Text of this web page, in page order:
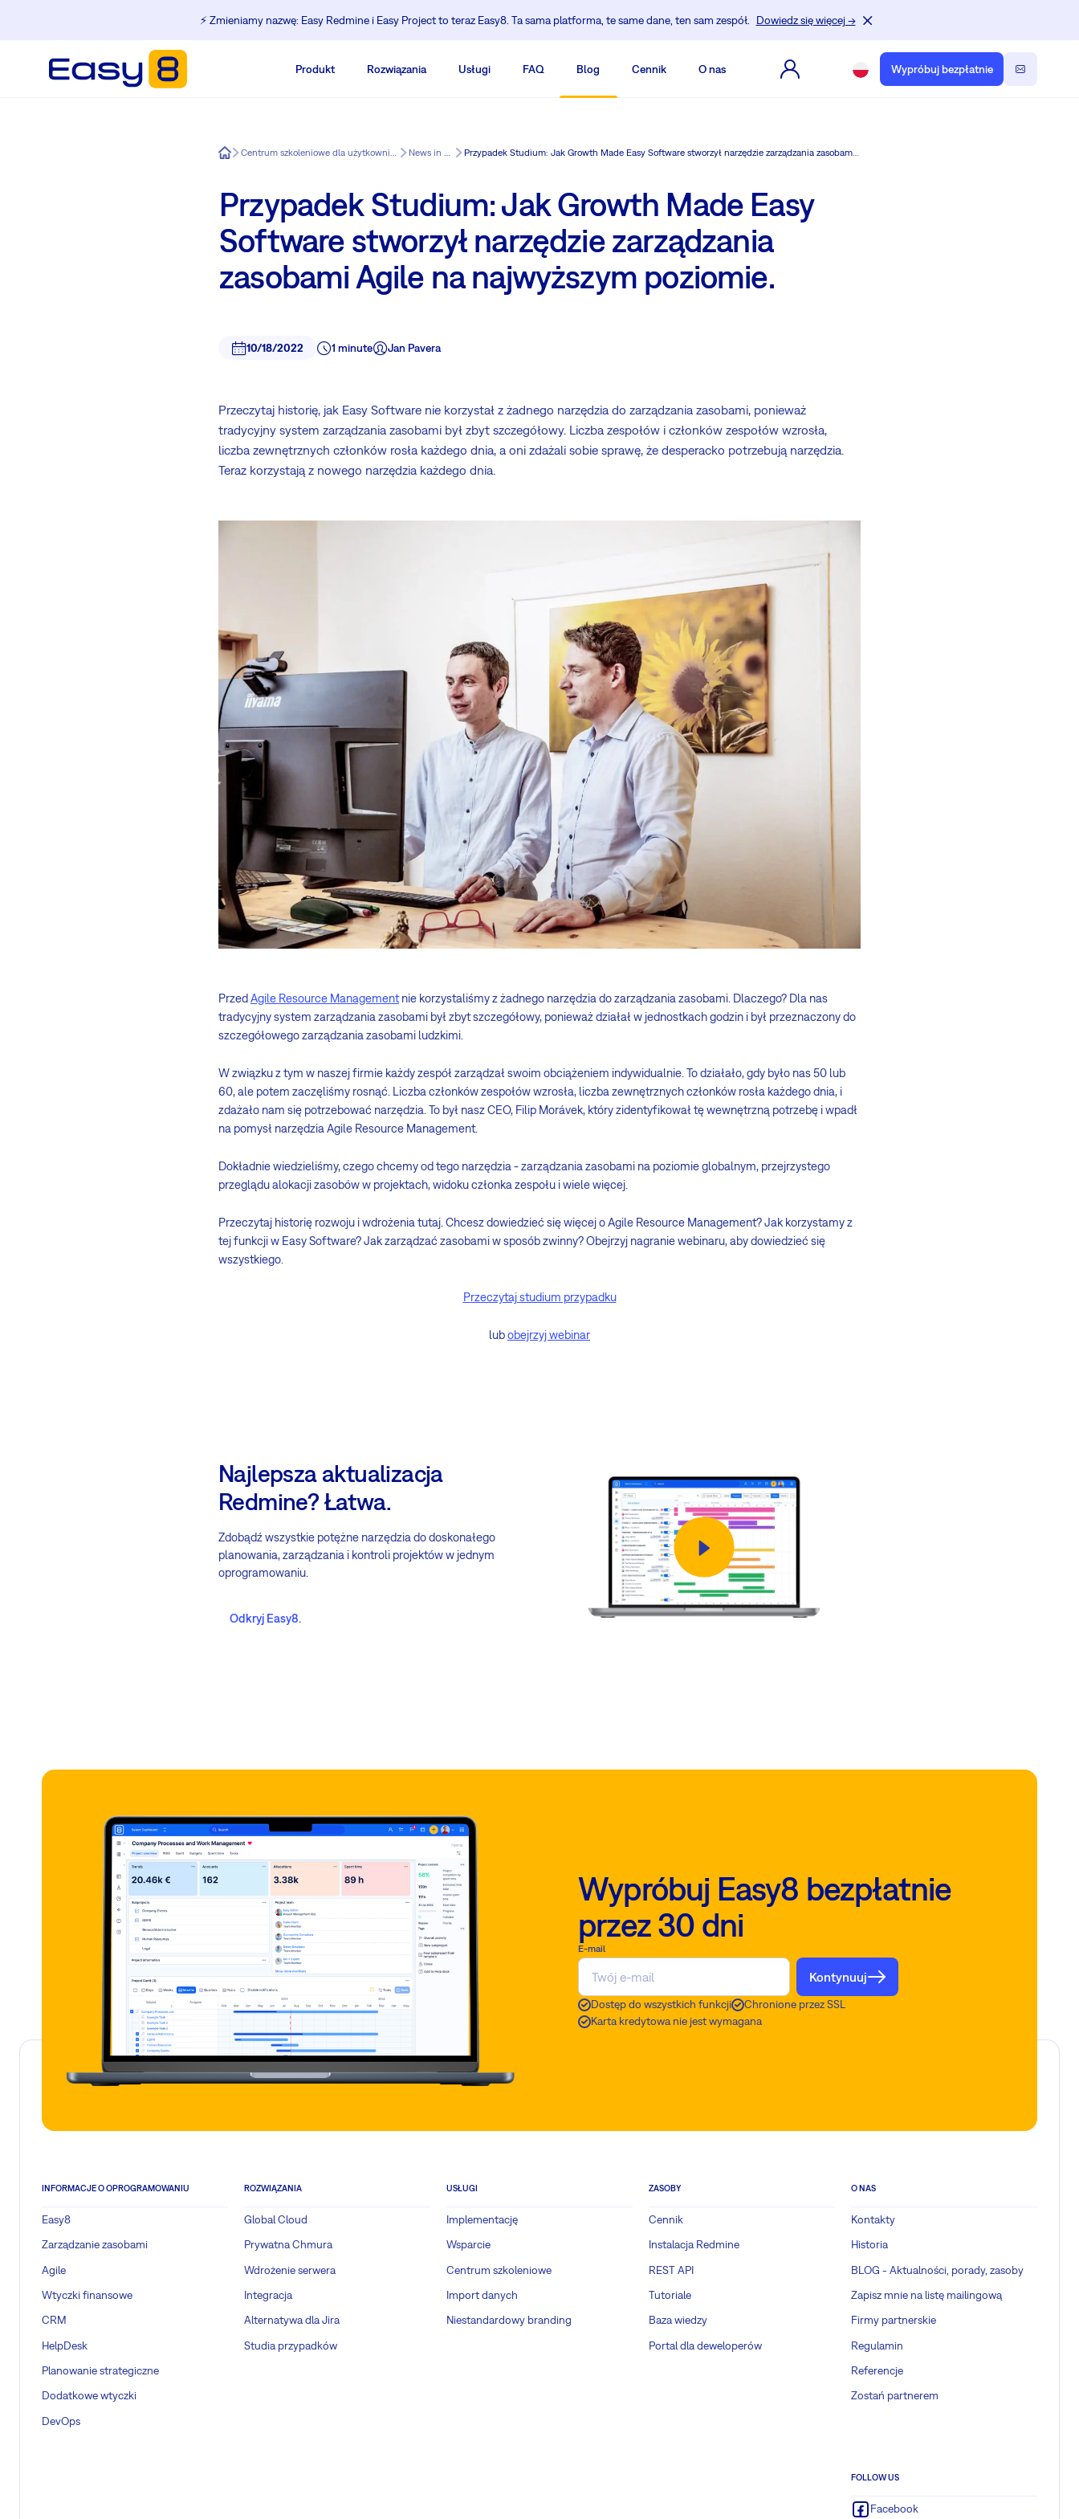
⚡️ Zmieniamy nazwę: Easy Redmine i Easy Project to teraz Easy8. Ta sama platforma, te same dane, ten sam zespół. Dowiedz się więcej →
Produkt Rozwiązania Usługi FAQ Blog Cennik O nas Wypróbuj bezpłatnie
Easy8 Centrum szkoleniowe dla użytkowników Redmine. News in Easy8 Przypadek Studium: Jak Growth Made Easy Software stworzył narzędzie zarządzania zasobami Agile na najwyższym poziomie.
Przypadek Studium: Jak Growth Made Easy
Software stworzył narzędzie zarządzania
zasobami Agile na najwyższym poziomie.
10/18/2022 1 minute Jan Pavera
Przeczytaj historię, jak Easy Software nie korzystał z żadnego narzędzia do zarządzania zasobami, ponieważ
tradycyjny system zarządzania zasobami był zbyt szczegółowy. Liczba zespołów i członków zespołów wzrosła,
liczba zewnętrznych członków rosła każdego dnia, a oni zdażali sobie sprawę, że desperacko potrzebują narzędzia.
Teraz korzystają z nowego narzędzia każdego dnia.
PrzedAgile Resource Managementnie korzystaliśmy z żadnego narzędzia do zarządzania zasobami. Dlaczego? Dla nas
tradycyjny system zarządzania zasobami był zbyt szczegółowy, ponieważ działał w jednostkach godzin i był przeznaczony do
szczegółowego zarządzania zasobami ludzkimi.
W związku z tym w naszej firmie każdy zespół zarządzał swoim obciążeniem indywidualnie. To działało, gdy było nas 50 lub
60, ale potem zaczęliśmy rosnąć. Liczba członków zespołów wzrosła, liczba zewnętrznych członków rosła każdego dnia, i
zdażało nam się potrzebować narzędzia. To był nasz CEO, Filip Morávek, który zidentyfikował tę wewnętrzną potrzebę i wpadł
na pomysł narzędzia Agile Resource Management.
Dokładnie wiedzieliśmy, czego chcemy od tego narzędzia - zarządzania zasobami na poziomie globalnym, przejrzystego
przeglądu alokacji zasobów w projektach, widoku członka zespołu i wiele więcej.
Przeczytaj historię rozwoju i wdrożenia tutaj. Chcesz dowiedzieć się więcej o Agile Resource Management? Jak korzystamy z
tej funkcji w Easy Software? Jak zarządzać zasobami w sposób zwinny? Obejrzyj nagranie webinaru, aby dowiedzieć się
wszystkiego.
Przeczytaj studium przypadku
lubobejrzyj webinar
Najlepsza aktualizacja
Redmine? Łatwa.
Zdobądź wszystkie potężne narzędzia do doskonałego
planowania, zarządzania i kontroli projektów w jednym
oprogramowaniu.
Odkryj Easy8.
Wypróbuj Easy8 bezpłatnie
przez 30 dni
E-mail
Kontynuuj
Dostęp do wszystkich funkcji
Chronione przez SSL
Karta kredytowa nie jest wymagana
INFORMACJE O OPROGRAMOWANIU
Easy8
Zarządzanie zasobami
Agile
Wtyczki finansowe
CRM
HelpDesk
Planowanie strategiczne
Dodatkowe wtyczki
DevOps
ROZWIĄZANIA
Global Cloud
Prywatna Chmura
Wdrożenie serwera
Integracja
Alternatywa dla Jira
Studia przypadków
USŁUGI
Implementację
Wsparcie
Centrum szkoleniowe
Import danych
Niestandardowy branding
ZASOBY
Cennik
Instalacja Redmine
REST API
Tutoriale
Baza wiedzy
Portal dla deweloperów
O NAS
Kontakty
Historia
BLOG - Aktualności, porady, zasoby
Zapisz mnie na listę mailingową
Firmy partnerskie
Regulamin
Referencje
Zostań partnerem
FOLLOW US
Facebook